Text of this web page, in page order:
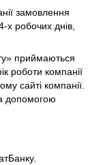
замовлення
х робочих днів,
приймаються
роботи компанії
сайті компанії.
допомогою